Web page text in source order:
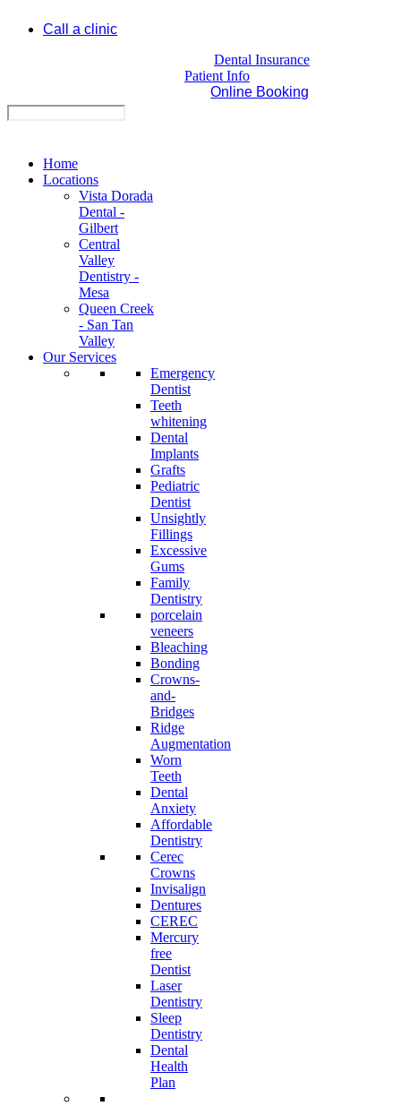
Call a clinic
Dental Insurance
Patient Info
Online Booking
Home
Locations
Vista Dorada
Dental -
Gilbert
Central
Valley
Dentistry -
Mesa
Queen Creek
- San Tan
Valley
Our Services
Emergency
Dentist
Teeth
whitening
Dental
Implants
Grafts
Pediatric
Dentist
Unsightly
Fillings
Excessive
Gums
Family
Dentistry
porcelain
veneers
Bleaching
Bonding
Crowns-
and-
Bridges
Ridge
Augmentation
Worn
Teeth
Dental
Anxiety
Affordable
Dentistry
Cerec
Crowns
Invisalign
Dentures
CEREC
Mercury
free
Dentist
Laser
Dentistry
Sleep
Dentistry
Dental
Health
Plan